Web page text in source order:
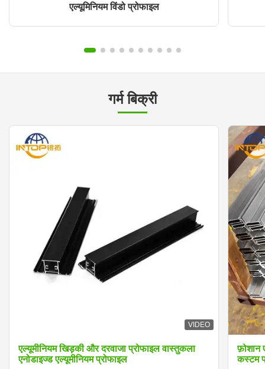
एल्यूमिनियम विंडो प्रोफाइल
गर्म बिक्री
VIDEO
एल्यूमीनियम खिड़की और दरवाजा प्रोफाइल वास्तुकला
एनोडाइज्ड एल्यूमीनियम प्रोफाइल
फ़ोशान
कस्टम